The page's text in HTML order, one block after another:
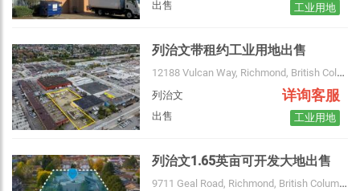
出售 工业用地
列治文带租约工业用地出售
12188 Vulcan Way, Richmond, British Columbia, Canada
列治文 详询客服
出售 工业用地
列治文1.65英亩可开发大地出售
9711 Geal Road, Richmond, British Columbia, Canada